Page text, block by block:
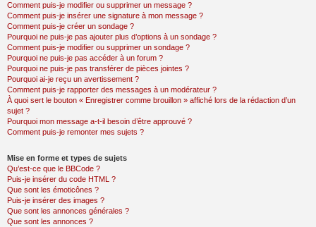
Comment puis-je modifier ou supprimer un message ?
Comment puis-je insérer une signature à mon message ?
Comment puis-je créer un sondage ?
Pourquoi ne puis-je pas ajouter plus d’options à un sondage ?
Comment puis-je modifier ou supprimer un sondage ?
Pourquoi ne puis-je pas accéder à un forum ?
Pourquoi ne puis-je pas transférer de pièces jointes ?
Pourquoi ai-je reçu un avertissement ?
Comment puis-je rapporter des messages à un modérateur ?
À quoi sert le bouton « Enregistrer comme brouillon » affiché lors de la rédaction d’un
sujet ?
Pourquoi mon message a-t-il besoin d’être approuvé ?
Comment puis-je remonter mes sujets ?
Mise en forme et types de sujets
Qu’est-ce que le BBCode ?
Puis-je insérer du code HTML ?
Que sont les émoticônes ?
Puis-je insérer des images ?
Que sont les annonces générales ?
Que sont les annonces ?